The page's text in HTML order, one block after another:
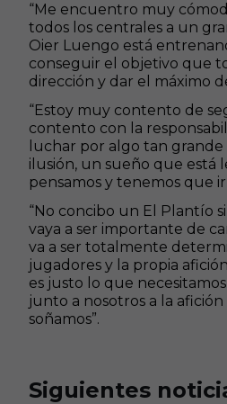
“Me encuentro muy
todos los centrales a un
Oier Luengo está
conseguir el objetivo que
dirección y dar el máximo
“Estoy muy contento de
contento con la
luchar por algo tan grande
ilusión, un sueño que está
pensamos y tenemos que ir
“No concibo un El Plantío
vaya a ser importante de
va a ser totalmente
jugadores y la propia
es justo lo que
junto a nosotros a la
soñamos”.
Siguientes